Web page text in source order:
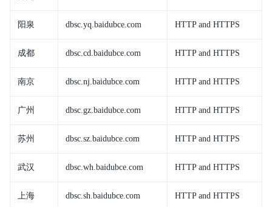
产品定价
快速入门
操作指南
阳泉 dbsc.yq.baidubce.com HTTP and HTTPS
成都 dbsc.cd.baidubce.com HTTP and HTTPS
南京 dbsc.nj.baidubce.com HTTP and HTTPS
广州 dbsc.gz.baidubce.com HTTP and HTTPS
苏州 dbsc.sz.baidubce.com HTTP and HTTPS
武汉 dbsc.wh.baidubce.com HTTP and HTTPS
上海 dbsc.sh.baidubce.com HTTP and HTTPS